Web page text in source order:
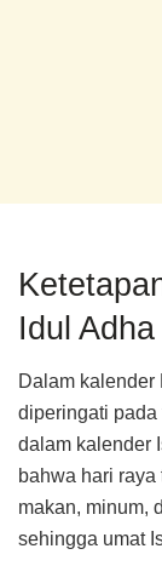
Idul Adha
Dalam kalender
diperingati
dalam kalender
bahwa hari
makan, minum,
sehingga umat